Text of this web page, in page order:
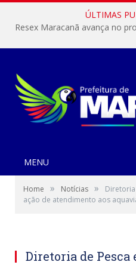
ÚLTIMAS
MENU
Home » Notícias »
ação de atendimento aos
Diretoria de